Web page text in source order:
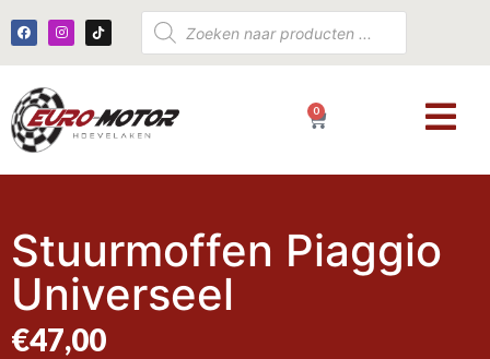
0
Stuurmoffen Piaggio
Universeel
€47,00